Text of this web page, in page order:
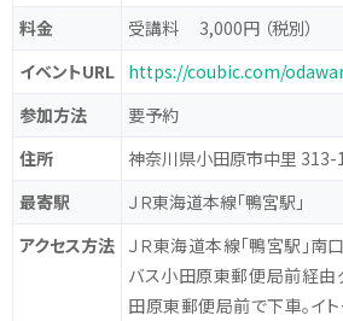
料金
受講料 3,000円 （税別）
イベントURL https://coubic.com/
参加方法
要予約
住所
神奈川県小田原市中里 313-
最寄駅
ＪＲ東海道本線｢鴨宮駅｣
アクセス方法 ＪＲ東海道本線｢鴨宮駅｣南
バス小田原東郵便局前経由
田原東郵便局前で下車。イ